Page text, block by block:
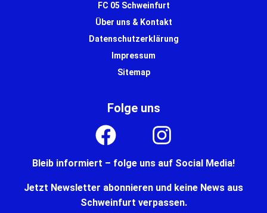
FC 05 Schweinfurt
Über uns & Kontakt
Datenschutzerklärung
Impressum
Sitemap
Folge uns
Bleib informiert – folge uns auf Social Media!
Jetzt Newsletter abonnieren und keine News aus
Schweinfurt verpassen.